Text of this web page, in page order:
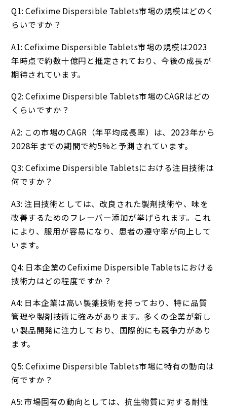
Q1: Cefixime Dispersible Tablets市場の規模はどのく
らいですか？
A1: Cefixime Dispersible Tablets市場の規模は2023
年時点で約数十億円と推定されており、今後の成長が
期待されています。
Q2: Cefixime Dispersible Tablets市場のCAGRはどの
くらいですか？
A2: この市場のCAGR（年平均成長率）は、2023年から
2028年までの期間で約5%と予測されています。
Q3: Cefixime Dispersible Tabletsにおける注目技術は
何ですか？
A3: 注目技術としては、改良された製剤技術や、味を
改善するためのフレーバー添加が挙げられます。これ
により、服用が容易になり、患者の遵守率が向上して
います。
Q4: 日本企業のCefixime Dispersible Tabletsにおける
技術力はどの程度ですか？
A4: 日本企業は高い製薬技術を持っており、特に品質
管理や製剤技術に強みがあります。多くの企業が新し
い製品開発に注力しており、国際的にも競争力があり
ます。
Q5: Cefixime Dispersible Tablets市場に特有の動向は
何ですか？
A5: 市場固有の動向としては、抗生物質に対する耐性